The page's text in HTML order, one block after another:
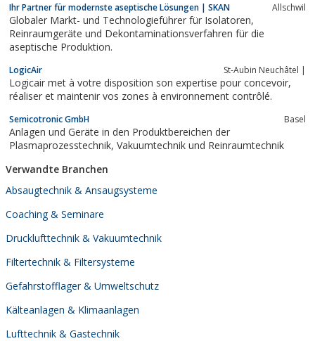
Ihr Partner für modernste aseptische Lösungen | SKAN Allschwil
Globaler Markt- und Technologieführer für Isolatoren,
Reinraumgeräte und Dekontaminationsverfahren für die
aseptische Produktion.
LogicAir St-Aubin Neuchâtel |
Logicair met à votre disposition son expertise pour concevoir,
réaliser et maintenir vos zones à environnement contrôlé.
Semicotronic GmbH Basel
Anlagen und Geräte in den Produktbereichen der
Plasmaprozesstechnik, Vakuumtechnik und Reinraumtechnik
Verwandte Branchen
Absaugtechnik & Ansaugsysteme
Coaching & Seminare
Drucklufttechnik & Vakuumtechnik
Filtertechnik & Filtersysteme
Gefahrstofflager & Umweltschutz
Kälteanlagen & Klimaanlagen
Lufttechnik & Gastechnik